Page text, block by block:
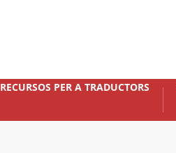
RECURSOS PER A TRADUCTORS